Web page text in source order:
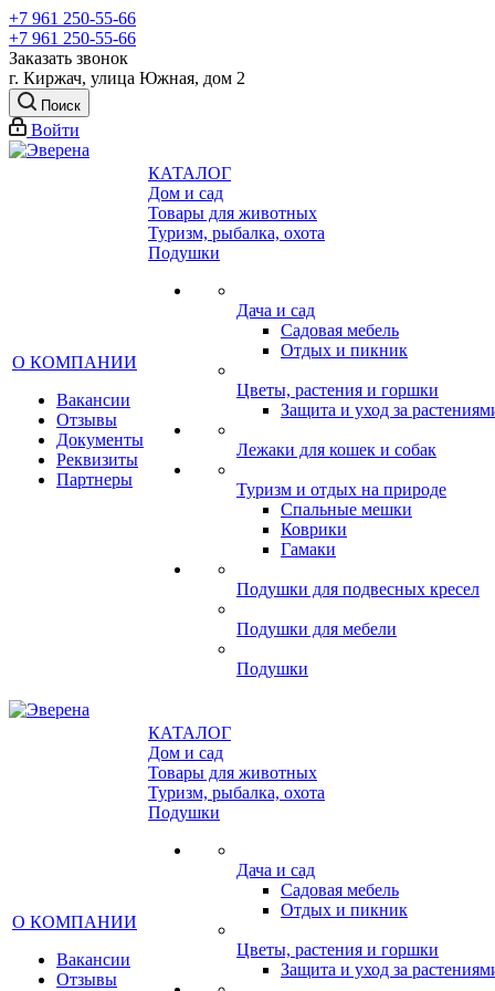
+7 961 250-55-66
+7 961 250-55-66
Заказать звонок
г. Киржач, улица Южная, дом 2
Поиск
Войти
О КОМПАНИИ
Вакансии
Отзывы
Документы
Реквизиты
Партнеры
КАТАЛОГ
Дом и сад
Товары для животных
Туризм, рыбалка, охота
Подушки
Дача и сад
Садовая мебель
Отдых и пикник
Цветы, растения и горшки
Защита и уход за
Лежаки для кошек и собак
Туризм и отдых на природе
Спальные мешки
Коврики
Гамаки
Подушки для подвесных кресел
Подушки для мебели
Подушки
О КОМПАНИИ
Вакансии
Отзывы
КАТАЛОГ
Дом и сад
Товары для животных
Туризм, рыбалка, охота
Подушки
Дача и сад
Садовая мебель
Отдых и пикник
Цветы, растения и горшки
Защита и уход за